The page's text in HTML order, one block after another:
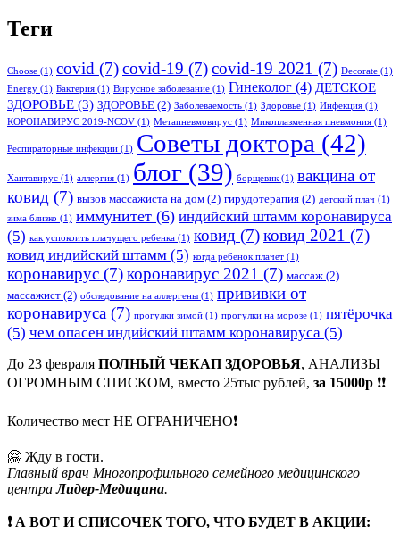
Теги
Choose (1) covid (7)covid-19 (7)covid-19 2021 (7) Decorate (1)
Energy (1) Бактерия (1) Вирусное заболевание (1) Гинеколог (4) ДЕТСКОЕ
ЗДОРОВЬЕ (3) ЗДОРОВЬЕ (2) Заболеваемость (1) Здоровье (1) Инфекция (1)
КОРОНАВИРУС 2019-NCOV (1) Метапневмовирус (1) Микоплазменная пневмония (1)
Респираторные инфекции (1) Советы доктора (42)
Хантавирус (1) аллергия (1) блог (39) борщевик(1) вакцина от
ковид (7) вызов массажиста на дом (2) гирудотерапия (2) детский плач (1)
зима близко (1) иммунитет (6) индийский штамм коронавируса
(5) как успокоить плачущего ребенка (1) ковид (7)ковид 2021 (7)
ковид индийский штамм (5) когда ребенок плачет (1)
коронавирус (7)коронавирус 2021 (7) массаж (2)
массажист (2) обследование на аллергены (1) прививки от
коронавируса (7) прогулки зимой (1) прогулки на морозе (1) пятёрочка
(5) чем опасен индийский штамм коронавируса (5)
До 23 февраля ПОЛНЫЙ ЧЕКАП ЗДОРОВЬЯ, АНАЛИЗЫ
ОГРОМНЫМ СПИСКОМ, вместо 25тыс рублей, за 15000р ❗️❗️
Количество мест НЕ ОГРАНИЧЕНО❗️
🤗 Жду в гости.
Главный врач Многопрофильного семейного медицинского
центраЛидер-Медицина.
❗️ А ВОТ И СПИСОЧЕК ТОГО, ЧТО БУДЕТ В АКЦИИ: